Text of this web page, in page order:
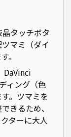
タッチボタ
マミ（ダイ
。
DaVinci
ィング（色
。ツマミを
きるため、
ターに大人